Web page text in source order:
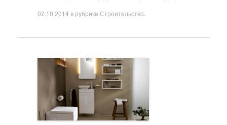
02.10.2014 в рубрике Строительство